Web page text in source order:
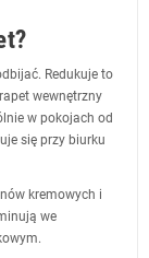
Redukuje to
wewnętrzny
w pokojach od
się przy biurku
kremowych i
we